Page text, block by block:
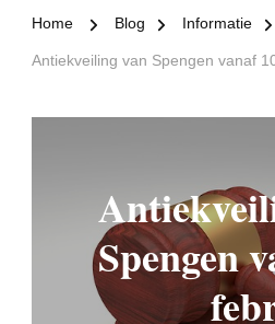
Home Blog Informatie
Antiekveiling van Spengen vanaf
Spengen